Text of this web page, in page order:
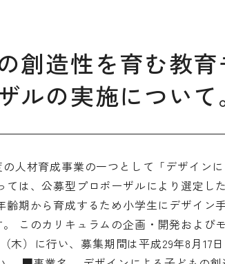
グ
ブランディ
ビジネス
創造性を育む教育
ルの実施について
人材育成事業の一つとして「デザイン
は、公募型プロポーザルにより選定し
期から育成するため小学生にデザイン
このカリキュラムの企画・開発および
木）に行い、募集期間は平成29年8月17